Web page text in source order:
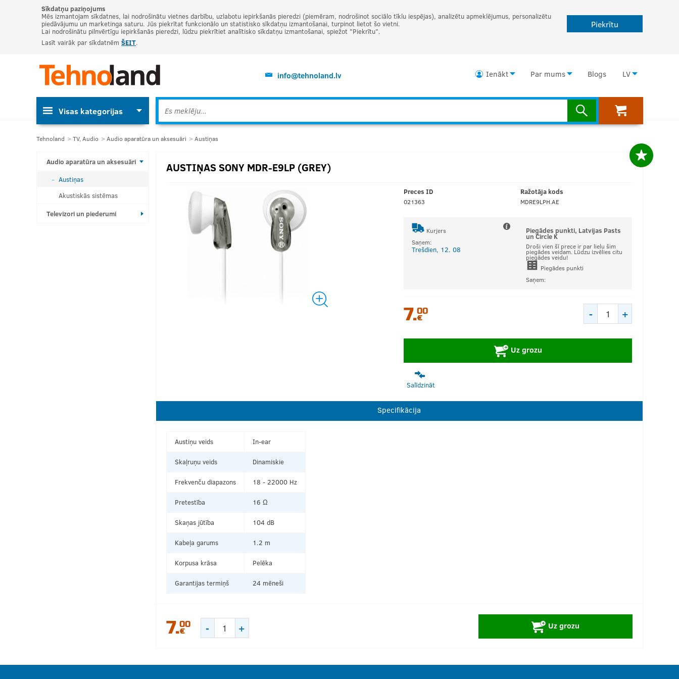
Sīkdatņu paziņojums
Mēs izmantojam sīkdatnes, lai nodrošinātu vietnes darbību, uzlabotu iepirkšanās pieredzi (piemēram, nodrošinot sociālo tīklu iespējas), analizētu apmeklējumus, personalizētu
piedāvājumu un marketinga saturu. Jūs piekrītat funkcionālo un statistisko sīkdatņu izmantošanai, turpinot lietot šo vietni.
Lai nodrošinātu pilnvērtīgu iepirkšanās pieredzi, lūdzu piekrītiet analītisko sīkdatņu izmantošanai, spiežot "Piekrītu".
Lasīt vairāk par sīkdatnēm ŠEIT.
Piekrītu
Ienākt Par mums Blogs LV
info@tehnoland.lv
Visas kategorijas
Tehnoland TV, Audio Audio aparatūra un aksesuāri Austiņas
Audio aparatūra un aksesuāri
Austiņas
Akustiskās sistēmas
Televizori un piederumi
AUSTIŅAS SONY MDR-E9LP (GREY)
Preces ID
021363
Ražotāja kods
MDRE9LPH.AE
Kurjers
Saņem:
Trešdien, 12. 08
Piegādes punkti, Latvijas Pasts
un Circle K
Droši vien šī prece ir par lielu šim
piegādes veidam. Lūdzu izvēlies citu
piegādes veidu!
Piegādes punkti
Saņem:
- +
7.00
€
+ Uz grozu
Salīdzināt
Specifikācija
Austiņu veids In-ear
Skaļruņu veids Dinamiskie
Frekvenču diapazons 18 - 22000 Hz
Pretestība 16 Ω
Skaņas jūtība 104 dB
Kabeļa garums 1.2 m
Korpusa krāsa Pelēka
Garantijas termiņš 24 mēneši
7.00
€ - + + Uz grozu